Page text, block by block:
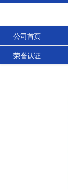
公司首页
荣誉认证